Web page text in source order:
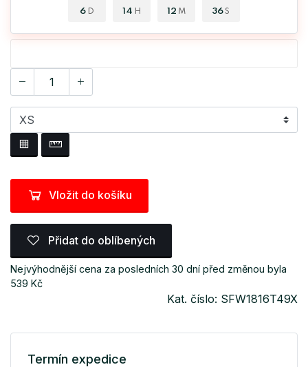
6 D 14 H 12 M 35 S
Vložit do košíku
Přidat do oblíbených
Nejvýhodnější cena za posledních 30 dní před změnou byla
539 Kč
Kat. číslo: SFW1816T49X
Termín expedice